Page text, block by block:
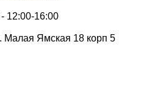
12:00-16:00
Малая Ямская 18 корп 5